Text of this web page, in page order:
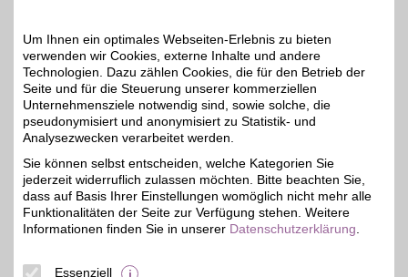
BSW-Vorteil profitieren.
Zum Partnerprofil
JAN VANDERSTORM
Mode sind keine Grenzen
gesetzt: Der Online-Shop
für große Herrengrößen
überzeugt mit lässig
moderner Kleidung in
nordischem Design. Das
Um Ihnen ein optimales Webseiten-Erlebnis zu bieten
verwenden wir Cookies, externe Inhalte und andere
Technologien. Dazu zählen Cookies, die für den Betrieb der
Seite und für die Steuerung unserer kommerziellen
Unternehmensziele notwendig sind, sowie solche, die
pseudonymisiert und anonymisiert zu Statistik- und
Analysezwecken verarbeitet werden.
Sie können selbst entscheiden, welche Kategorien Sie
jederzeit widerruflich zulassen möchten. Bitte beachten Sie,
dass auf Basis Ihrer Einstellungen womöglich nicht mehr alle
Funktionalitäten der Seite zur Verfügung stehen. Weitere
Informationen finden Sie in unserer Datenschutzerklärung
Essenziell